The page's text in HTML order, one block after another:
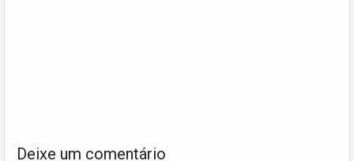
Deixe um comentário